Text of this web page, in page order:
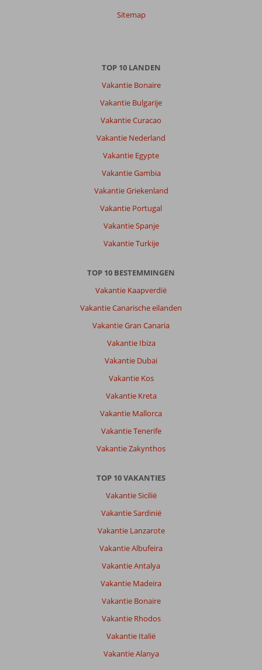
Sitemap
TOP 10 LANDEN
Vakantie Bonaire
Vakantie Bulgarije
Vakantie Curacao
Vakantie Nederland
Vakantie Egypte
Vakantie Gambia
Vakantie Griekenland
Vakantie Portugal
Vakantie Spanje
Vakantie Turkije
TOP 10 BESTEMMINGEN
Vakantie Kaapverdië
Vakantie Canarische eilanden
Vakantie Gran Canaria
Vakantie Ibiza
Vakantie Dubai
Vakantie Kos
Vakantie Kreta
Vakantie Mallorca
Vakantie Tenerife
Vakantie Zakynthos
TOP 10 VAKANTIES
Vakantie Sicilië
Vakantie Sardinië
Vakantie Lanzarote
Vakantie Albufeira
Vakantie Antalya
Vakantie Madeira
Vakantie Bonaire
Vakantie Rhodos
Vakantie Italië
Vakantie Alanya